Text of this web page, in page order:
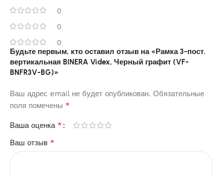
0
0
0
Будьте первым, кто оставил отзыв на «Рамка 3-пост.
вертикальная BINERA Videx, Черный графит (VF-
BNFR3V-BG)»
Ваш адрес email не будет опубликован. Обязательные
поля помечены *
Ваша оценка *
Ваш отзыв *